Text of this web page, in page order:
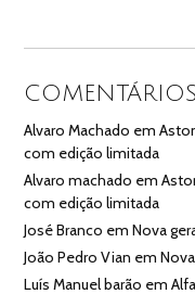
Alvaro Machado em
com edição limitada
Alvaro machado em
com edição limitada
José Branco emNova
João Pedro Vian em
Luís Manuel barão em